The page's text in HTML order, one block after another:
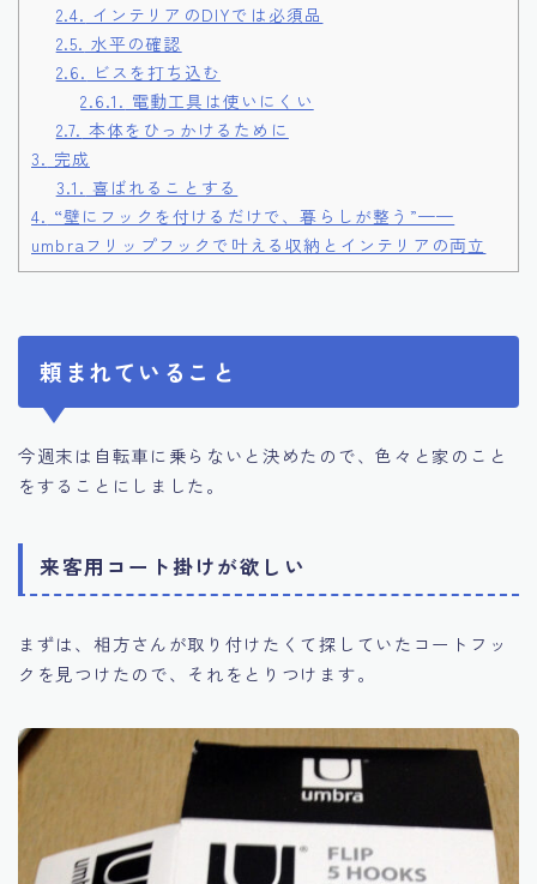
2.4. インテリアのDIYでは必須品
2.5. 水平の確認
2.6. ビスを打ち込む
2.6.1. 電動工具は使いにくい
2.7. 本体をひっかけるために
3. 完成
3.1. 喜ばれることする
4. “壁にフックを付けるだけで、暮らしが整う”——
umbraフリップフックで叶える収納とインテリアの両立
頼まれていること
今週末は自転車に乗らないと決めたので、色々と家のこと
をすることにしました。
来客用コート掛けが欲しい
まずは、相方さんが取り付けたくて探していたコートフッ
クを見つけたので、それをとりつけます。